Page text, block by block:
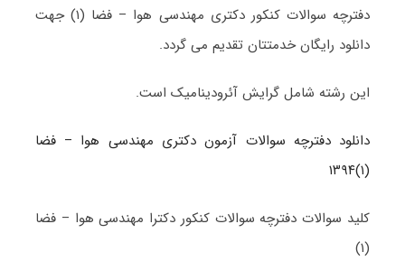
دفترچه سوالات کنکور دکتری مهندسی هوا – فضا (۱) جهت
دانلود رایگان خدمتتان تقدیم می گردد.
این رشته شامل گرایش آئرودینامیک است.
دانلود دفترچه سوالات آزمون دکتری مهندسی هوا – فضا
(۱)۱۳۹۴
کلید سوالات دفترچه سوالات کنکور دکترا مهندسی هوا – فضا
(۱)